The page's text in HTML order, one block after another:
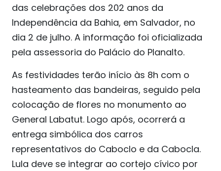
das celebrações dos 202 anos da
Independência da Bahia, em Salvador, no
dia 2 de julho. A informação foi oficializada
pela assessoria do Palácio do Planalto.
As festividades terão início às 8h com o
hasteamento das bandeiras, seguido pela
colocação de flores no monumento ao
General Labatut. Logo após, ocorrerá a
entrega simbólica dos carros
representativos do Caboclo e da Cabocla.
Lula deve se integrar ao cortejo cívico por